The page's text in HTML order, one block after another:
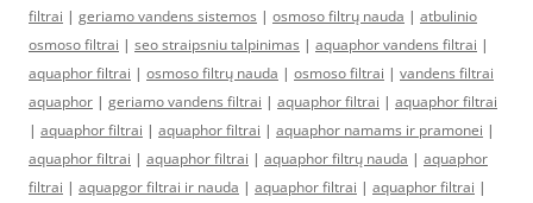
filtrai | geriamo vandens sistemos | osmoso filtrų nauda | atbulinio
osmoso filtrai | seo straipsniu talpinimas | aquaphor vandens filtrai |
aquaphor filtrai | osmoso filtrų nauda | osmoso filtrai | vandens filtrai
aquaphor | geriamo vandens filtrai | aquaphor filtrai | aquaphor filtrai
| aquaphor filtrai | aquaphor filtrai | aquaphor namams ir pramonei |
aquaphor filtrai | aquaphor filtrai | aquaphor filtrų nauda | aquaphor
filtrai | aquapgor filtrai ir nauda | aquaphor filtrai | aquaphor filtrai |